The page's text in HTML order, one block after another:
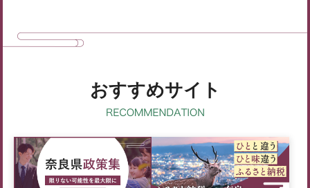
おすすめサイト